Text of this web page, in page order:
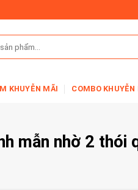
KHUYỄN MÃI COMBO KHUYỄN
mẫn nhờ 2 thói